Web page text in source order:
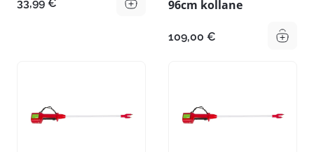
33,99 €
96cm kollane
109,00 €